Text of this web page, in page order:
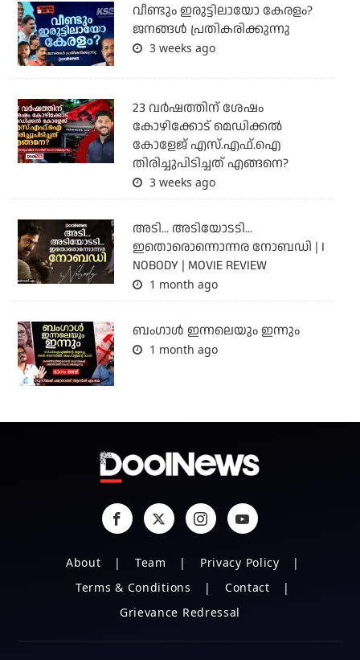
വീണ്ടും ഇരുട്ടിലായോ കേരളം?
ജനങ്ങൾ പ്രതികരിക്കുന്നു
3 weeks ago
23 വർഷത്തിന് ശേഷം
കോഴിക്കോട് മെഡിക്കൽ
കോളേജ് എസ്.എഫ്.ഐ
തിരിച്ചുപിടിച്ചത് എങ്ങനെ?
3 weeks ago
അടി... അടിയോടടി...
ഇതൊരൊന്നൊന്നര നോബഡി | I
NOBODY | MOVIE REVIEW
1 month ago
ബംഗാള്‍ ഇന്നലെയും ഇന്നും
1 month ago
About Team
Privacy Policy
Terms & Conditions
Contact
Grievance Redressal